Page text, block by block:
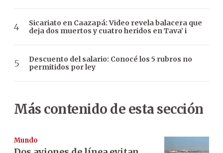
Sicariato en Caazapá: Video revela balacera que
deja dos muertos y cuatro heridos en Tava’ i
Descuento del salario: Conocé los 5 rubros no
permitidos por ley
Más contenido de esta sección
Mundo